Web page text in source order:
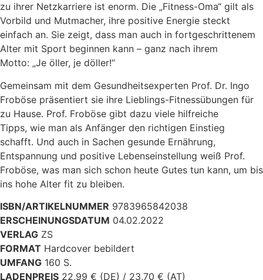
zu ihrer Netzkarriere ist enorm. Die „Fitness-Oma“ gilt als
Vorbild und Mutmacher, ihre positive Energie steckt
einfach an. Sie zeigt, dass man auch in fortgeschrittenem
Alter mit Sport beginnen kann – ganz nach ihrem
Motto: „Je öller, je döller!“
Gemeinsam mit dem Gesundheitsexperten Prof. Dr. Ingo
Froböse präsentiert sie ihre Lieblings-Fitnessübungen für
zu Hause. Prof. Froböse gibt dazu viele hilfreiche
Tipps, wie man als Anfänger den richtigen Einstieg
schafft. Und auch in Sachen gesunde Ernährung,
Entspannung und positive Lebenseinstellung weiß Prof.
Froböse, was man sich schon heute Gutes tun kann, um bis
ins hohe Alter fit zu bleiben.
ISBN/ARTIKELNUMMER 9783965842038
ERSCHEINUNGSDATUM 04.02.2022
VERLAG ZS
FORMAT Hardcover bebildert
UMFANG 160 S.
LADENPREIS 22,99 € (DE) / 23,70 € (AT)